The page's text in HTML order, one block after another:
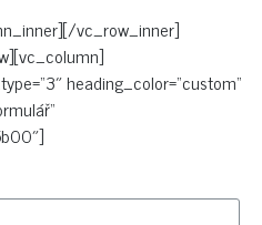
vc_row_inner]
heading_color=“custom“